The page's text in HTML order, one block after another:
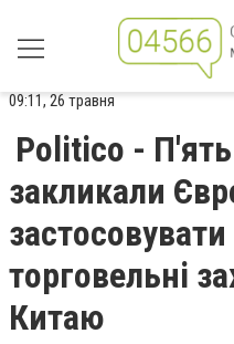
09:11, 26 травня
Politico -
закликали
торговельні
Китаю